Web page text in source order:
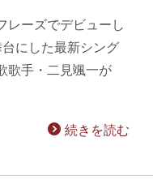
レーズでデビューし
にした最新シング
歌手・二見颯一が
続きを読む